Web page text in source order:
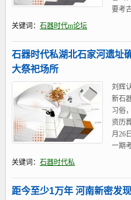
要考
关键词： 石器时代m论坛
石器时代私湖北石家河遗址
大祭祀场所
刘辉
新石
习俗
资历
月26
一期
关键词： 石器时代私
距今至少1万年 河南新密发